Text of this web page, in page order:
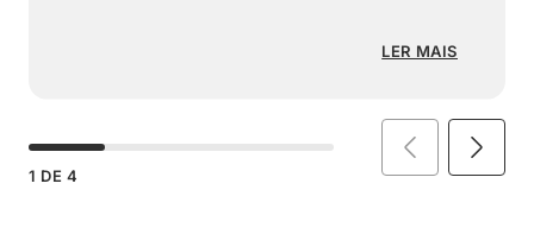
LER MAIS
1 DE 4